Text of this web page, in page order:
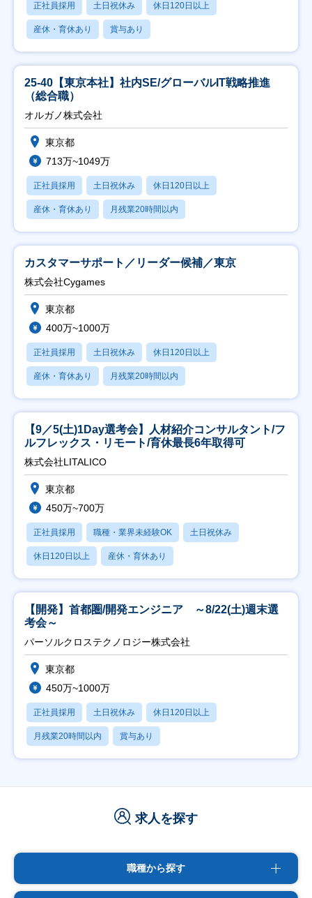
正社員採用 土日祝休み 休日120日以上
産休・育休あり 賞与あり
25-40【東京本社】社内SE/グローバルIT戦略推進
（総合職）
オルガノ株式会社
東京都
713万~1049万
正社員採用 土日祝休み 休日120日以上
産休・育休あり 月残業20時間以内
カスタマーサポート／リーダー候補／東京
株式会社Cygames
東京都
400万~1000万
正社員採用 土日祝休み 休日120日以上
産休・育休あり 月残業20時間以内
【9／5(土)1Day選考会】人材紹介コンサルタント/フ
ルフレックス・リモート/育休最長6年取得可
株式会社LITALICO
東京都
450万~700万
正社員採用 職種・業界未経験OK 土日祝休み
休日120日以上 産休・育休あり
【開発】首都圏/開発エンジニア ～8/22(土)週末選
考会～
パーソルクロステクノロジー株式会社
東京都
450万~1000万
正社員採用 土日祝休み 休日120日以上
月残業20時間以内 賞与あり
求人を探す
職種から探す